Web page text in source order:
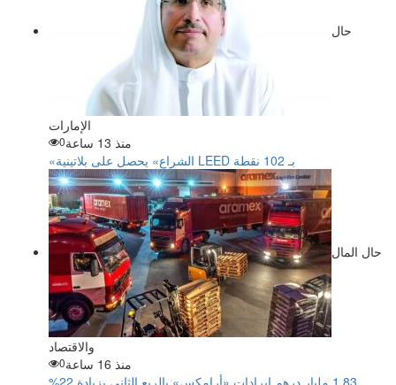
حال
الإمارات
منذ 13 ساعة
0
«الشراع» يحصل على بلاتينية LEED بـ 102 نقطة
حال المال
والاقتصاد
منذ 16 ساعة
0
‏1.83 مليار درهم إيرادات «أرامكس» بالربع الثاني بزيادة 22%